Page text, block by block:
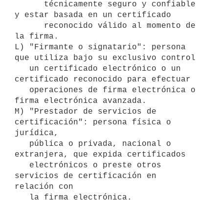
y estar basada en un certificado
la firma.
L) "Firmante o signatario": persona
que utiliza bajo su exclusivo control
certificado reconocido para efectuar
firma electrónica avanzada.
M) "Prestador de servicios de
certificación": persona física o
jurídica,
extranjera, que expida certificados
servicios de certificación en
relación con